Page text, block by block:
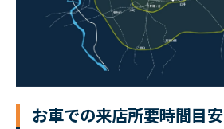
お車での来店所要時間目安